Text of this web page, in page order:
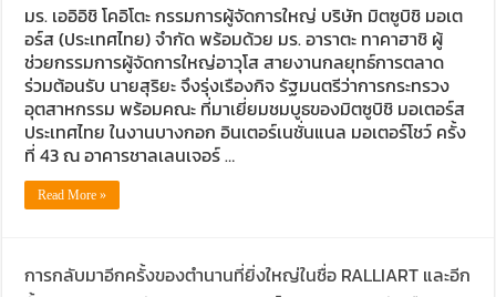
มร. เออิอิชิ โคอิโตะ กรรมการผู้จัดการใหญ่ บริษัท มิตซูบิชิ มอเต
อร์ส (ประเทศไทย) จำกัด พร้อมด้วย มร. อาราตะ ทาคาฮาชิ ผู้
ช่วยกรรมการผู้จัดการใหญ่อาวุโส สายงานกลยุทธ์การตลาด
ร่วมต้อนรับ นายสุริยะ จึงรุ่งเรืองกิจ รัฐมนตรีว่าการกระทรวง
อุตสาหกรรม พร้อมคณะ ที่มาเยี่ยมชมบูธของมิตซูบิชิ มอเตอร์ส
ประเทศไทย ในงานบางกอก อินเตอร์เนชั่นแนล มอเตอร์โชว์ ครั้ง
ที่ 43 ณ อาคารชาลเลนเจอร์ …
Read More »
การกลับมาอีกครั้งของตำนานที่ยิ่งใหญ่ในชื่อ RALLIART และอีก